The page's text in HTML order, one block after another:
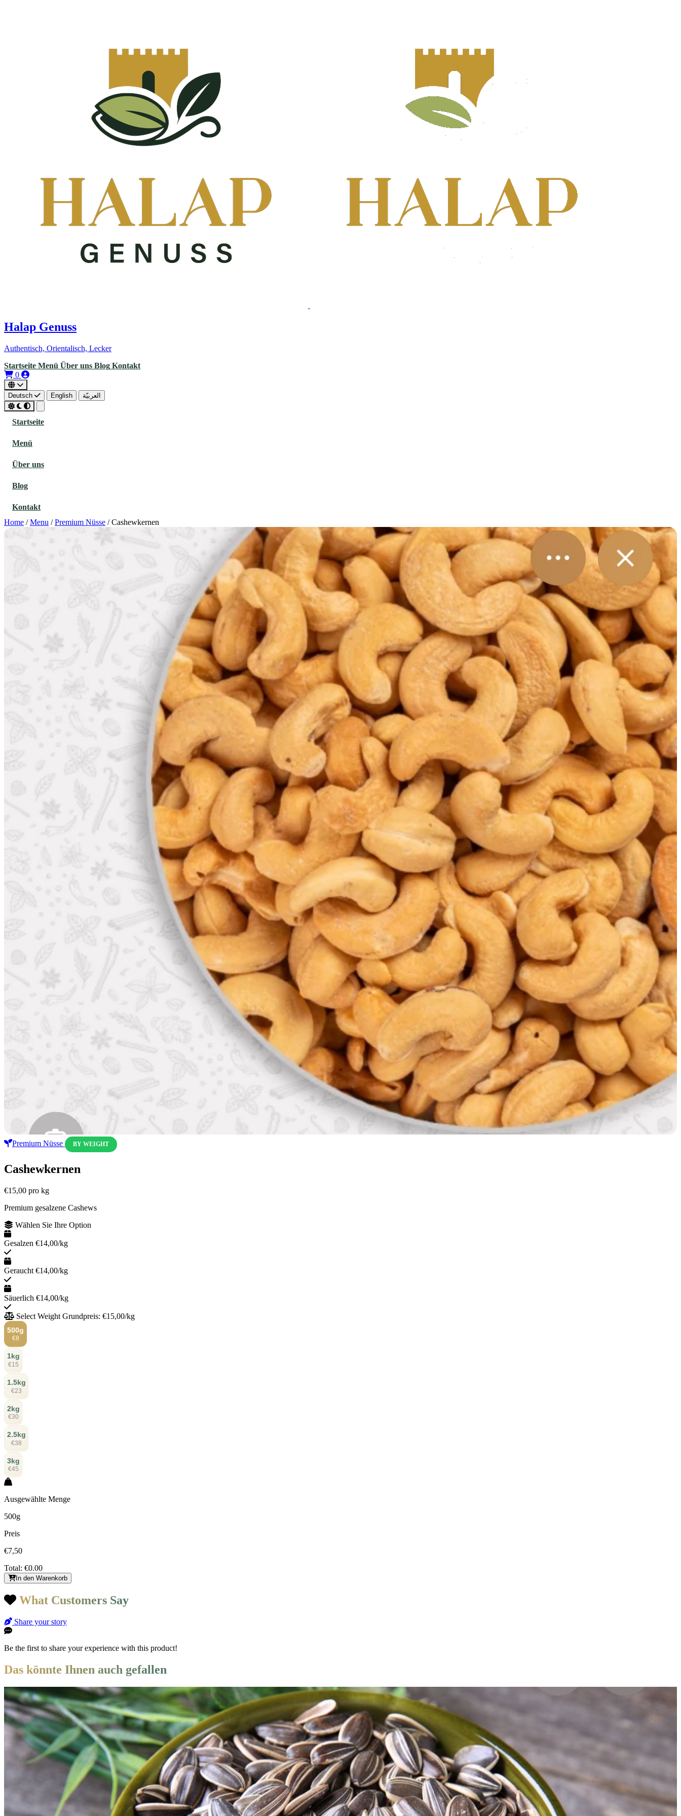
Halap Genuss
Authentisch, Orientalisch, Lecker
Startseite Menü Über uns Blog Kontakt
0
Deutsch English العربيّة
Startseite
Menü
Über uns
Blog
Kontakt
Home / Menu / Premium Nüsse / Cashewkernen
Premium Nüsse BY WEIGHT
Cashewkernen
€15,00 pro kg
Premium gesalzene Cashews
Wählen Sie Ihre Option
Gesalzen €14,00/kg
Geraucht €14,00/kg
Säuerlich €14,00/kg
Select Weight Grundpreis: €15,00/kg
500g
€8
1kg
€15
1.5kg
€23
2kg
€30
2.5kg
€38
3kg
€45
Ausgewählte Menge
500g
Preis
€7,50
Total: €0.00
In den Warenkorb
What Customers Say
Share your story
Be the first to share your experience with this product!
Das könnte Ihnen auch gefallen